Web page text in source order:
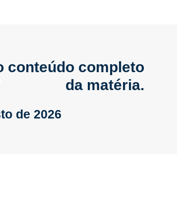
conteúdo completo
da matéria.
de 2026